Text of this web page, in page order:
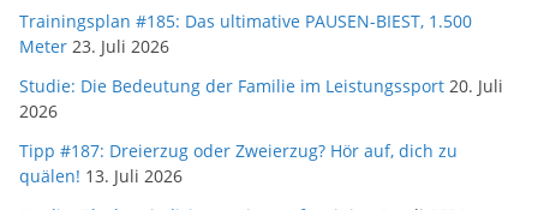
Trainingsplan #185: Das ultimative PAUSEN-BIEST, 1.500
Meter 23. Juli 2026
Studie: Die Bedeutung der Familie im Leistungssport 20. Juli
2026
Tipp #187: Dreierzug oder Zweierzug? Hör auf, dich zu
quälen! 13. Juli 2026